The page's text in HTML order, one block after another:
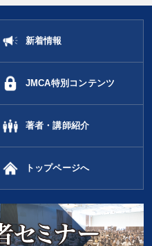
新着情報
JMCA特別コンテンツ
著者・講師紹介
トップページへ